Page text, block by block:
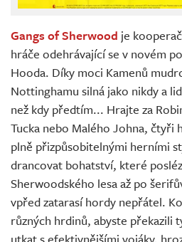
Gangs of Sherwood je
hráče odehrávající se v novém
Hooda. Díky moci Kamenů
Nottinghamu silná jako nikdy a
než kdy předtím... Hrajte za
Tucka nebo Malého Johna, čtyři
plně přizpůsobitelnými herními
drancovat bohatství, které
Sherwoodského lesa až po
vpřed zatarasí hordy nepřátel.
různých hrdinů, abyste překazili